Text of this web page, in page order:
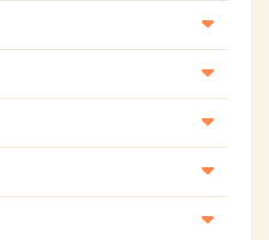
課【認知症対策班】
課【地域包括ケア推進班】
課【運転と地域移動推進